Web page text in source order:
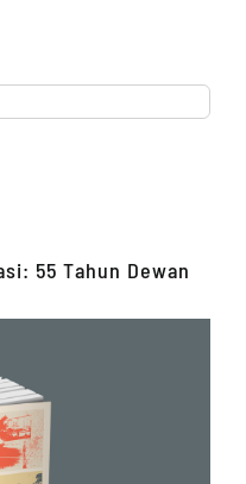
55 Tahun Dewan